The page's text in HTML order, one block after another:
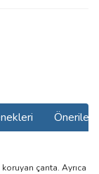
çanta. Ayrıca